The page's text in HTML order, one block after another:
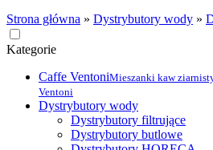
Strona główna » Dystrybutory wody »
Kategorie
Caffe VentoniMieszanki kaw
Ventoni
Dystrybutory wody
Dystrybutory filtrujące
Dystrybutory butlowe